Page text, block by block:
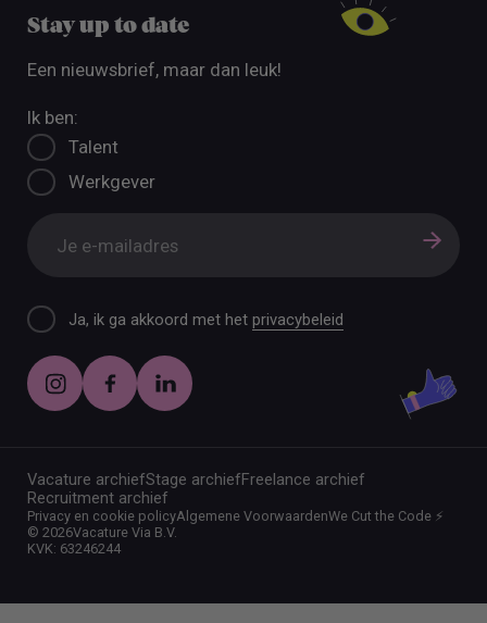
Stay up to date
Een nieuwsbrief, maar dan leuk!
Ik ben:
Talent
Werkgever
Ja, ik ga akkoord met hetprivacybeleid
Vacature archiefStage archiefFreelance archief
Recruitment archief
©2026Vacature Via B.V.
KVK: 63246244
Privacy en cookie policyAlgemene VoorwaardenWe Cut the Code ⚡️